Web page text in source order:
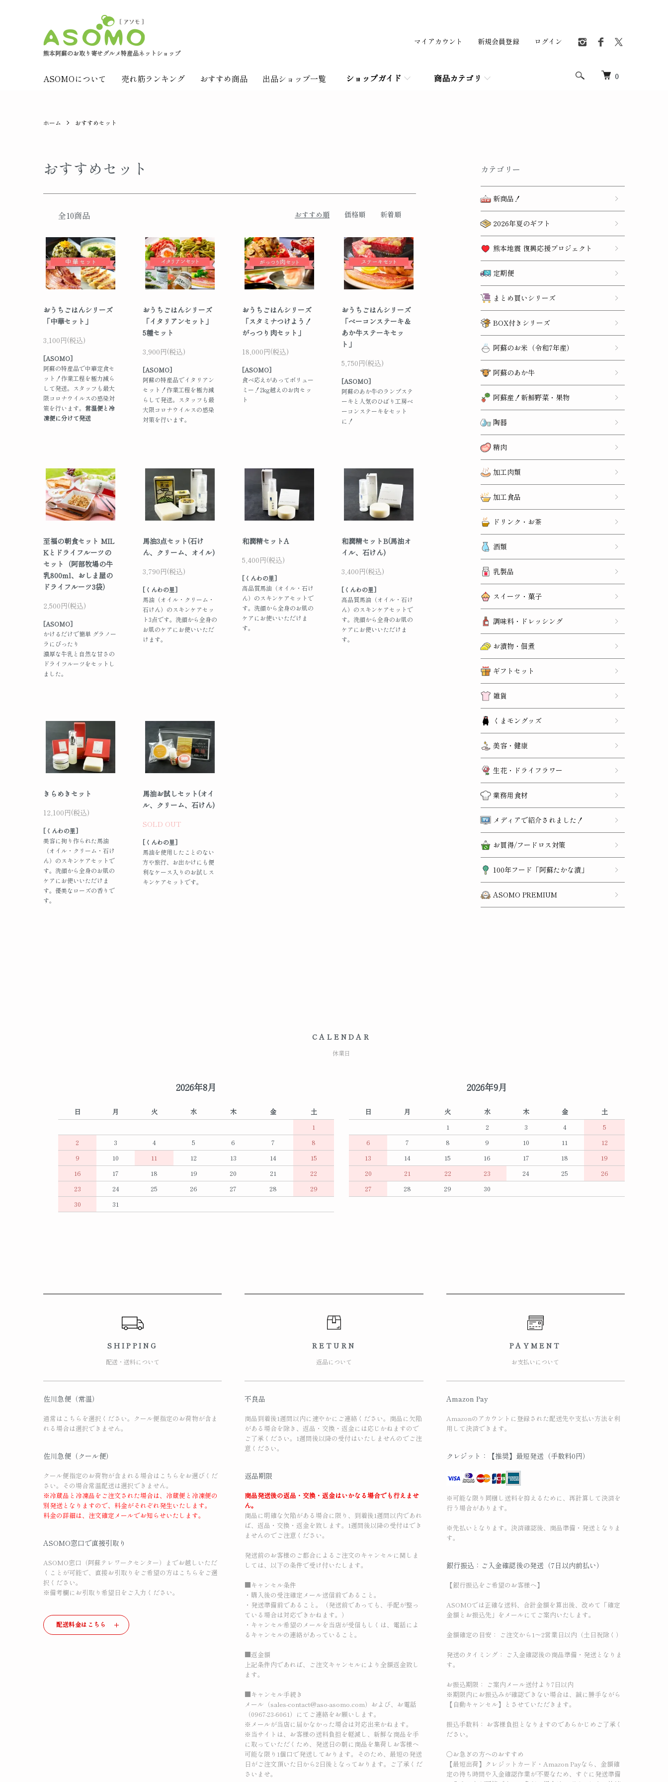
熊本阿蘇のお取り寄せグルメ特産品ネットショップ
0
ASOMOについて 売れ筋ランキング おすすめ商品 出品ショップ一覧 ショップガイド 商品カテゴリ
マイアカウント 新規会員登録 ログイン
ホーム おすすめセット
おすすめセット
全10商品 おすすめ順 価格順 新着順
おうちごはんシリーズ
「中華セット」
3,100円(税込)
[ASOMO]
阿蘇の特産品で中華定食セ
ット！作業工程を極力減ら
して発送。スタッフも最大
限コロナウイルスの感染対
策を行います。 常温便と冷
凍便に分けて発送
おうちごはんシリーズ
「イタリアンセット」
5種セット
3,900円(税込)
[ASOMO]
阿蘇の特産品でイタリアン
セット！作業工程を極力減
らして発送。スタッフも最
大限コロナウイルスの感染
対策を行います。
おうちごはんシリーズ
「スタミナつけよう！
がっつり肉セット」
18,000円(税込)
[ASOMO]
食べ応えがあってボリュー
ミー！2kg越えのお肉セッ
ト
おうちごはんシリーズ
「ベーコンステーキ＆
あか牛ステーキセッ
ト」
5,750円(税込)
[ASOMO]
阿蘇のあか牛のランプステ
ーキと人気のひばり工房ベ
ーコンステーキをセット
に！
至福の朝食セット MIL
Kとドライフルーツの
セット（阿部牧場の牛
乳800ml、おしま屋の
ドライフルーツ3袋）
2,500円(税込)
[ASOMO]
かけるだけで簡単 グラノー
ラにぴったり
濃厚な牛乳と自然な甘さの
ドライフルーツをセットし
ました。
馬油3点セット(石け
ん、クリーム、オイル)
3,790円(税込)
[くんわの里]
馬油（オイル・クリーム・
石けん）のスキンケアセッ
ト3点です。洗顔から全身の
お肌のケアにお使いいただ
けます。
和潤精セットA
5,400円(税込)
[くんわの里]
高品質馬油（オイル・石け
ん）のスキンケアセットで
す。洗顔から全身のお肌の
ケアにお使いいただけま
す。
和潤精セットB(馬油オ
イル、石けん)
3,400円(税込)
[くんわの里]
高品質馬油（オイル・石け
ん）のスキンケアセットで
す。洗顔から全身のお肌の
ケアにお使いいただけま
す。
きらめきセット
12,100円(税込)
[くんわの里]
美容に拘り作られた馬油
（オイル・クリーム・石け
ん）のスキンケアセットで
す。洗顔から全身のお肌の
ケアにお使いいただけま
す。優美なローズの香りで
す。
馬油お試しセット(オイ
ル、クリーム、石けん)
SOLD OUT
[くんわの里]
馬油を使用したことのない
方や旅行、お出かけにも便
利なケース入りのお試しス
キンケアセットです。
カテゴリー
新商品！
2026年夏のギフト
熊本地震 復興応援プロジェクト
定期便
まとめ買いシリーズ
BOX付きシリーズ
阿蘇のお米（令和7年産）
阿蘇のあか牛
阿蘇産！新鮮野菜・果物
陶器
精肉
加工肉類
加工食品
ドリンク・お茶
酒類
乳製品
スイーツ・菓子
調味料・ドレッシング
お漬物・佃煮
ギフトセット
雑貨
くまモングッズ
美容・健康
生花・ドライフラワー
業務用食材
メディアで紹介されました！
お買得/フードロス対策
100年フード「阿蘇たかな漬」
ASOMO PREMIUM
CALENDAR
休業日
2026年8月
日 月 火 水 木 金
土
1
2
3 4 5 6 7
8
9
10 11 12 13 14
15
16
17 18 19 20 21
22
23
24 25 26 27 28
29
30
31
2026年9月
日 月 火 水 木 金
土
1
2 3 4
5
6
7 8 9 10 11
12
13
14 15 16 17 18
19
20
21 22 23 24 25
26
27
28 29 30
SHIPPING
配送・送料について
佐川急便（常温）
通常はこちらを選択ください。クール便指定のお荷物が含ま
れる場合は選択できません。
佐川急便（クール便）
クール便指定のお荷物が含まれる場合はこちらをお選びくだ
さい。その場合常温配送は選択できません。
※冷蔵品と冷凍品をご注文された場合は、冷蔵便と冷凍便の
別発送となりますので、料金がそれぞれ発生いたします。
料金の詳細は、注文確定メールでお知らせいたします。
ASOMO窓口で直接引取り
ASOMO窓口（阿蘇テレワークセンター）までお越しいただ
くことが可能で、直接お引取りをご希望の方はこちらをご選
択ください。
※備考欄にお引取り希望日をご入力ください。
配送料金はこちら
RETURN
返品について
不良品
商品到着後1週間以内に速やかにご連絡ください。商品に欠陥
がある場合を除き、返品・交換・返金には応じかねますので
ご了承ください。1週間後以降の受付はいたしませんのでご注
意ください。
返品期限
商品発送後の返品・交換・返金はいかなる場合でも行えませ
ん。
商品に明確な欠陥がある場合に限り、到着後1週間以内であれ
ば、返品・交換・返金を致します。1週間後以降の受付はでき
ませんのでご注意ください。
発送前のお客様のご都合によるご注文のキャンセルに関しま
しては、以下の条件で受け付いたします。
■キャンセル条件
・購入後の受注確定メール送信前であること。
・発送準備前であること。（発送前であっても、手配が整っ
ている場合は対応できかねます。）
・キャンセル希望のメールを当店が受信もしくは、電話によ
るキャンセルの連絡があっていること。
■返金額
上記条件内であれば、ご注文キャンセルにより全額返金致し
ます。
■キャンセル手続き
メール（sales-contact@aso-asomo.com）および、お電話
（0967-23-6061）にてご連絡をお願いします。
※メールが当店に届かなかった場合は対応出来かねます。
※当サイトは、お客様の送料負担を軽減し、新鮮な商品を手
に取っていただくため、発送日の朝に商品を集荷しお客様へ
可能な限り1個口で発送しております。そのため、最短の発送
日がご注文頂いた日から2日後となっております。ご了承くだ
さいませ。
PAYMENT
お支払いについて
Amazon Pay
Amazonのアカウントに登録された配送先や支払い方法を利
用して決済できます。
クレジット：【推奨】最短発送（手数料0円）
※可能な限り同梱し送料を抑えるために、再計算して決済を
行う場合があります。
※先払いとなります。決済確認後、商品準備・発送となりま
す。
銀行振込：ご入金確認後の発送（7日以内前払い）
【銀行振込をご希望のお客様へ】
ASOMOでは正確な送料、合計金額を算出後、改めて「確定
金額とお振込先」をメールにてご案内いたします。
金額確定の目安： ご注文から1〜2営業日以内（土日祝除く）
発送のタイミング： ご入金確認後の商品準備・発送となりま
す。
お振込期限： ご案内メール送付より7日以内
※期限内にお振込みが確認できない場合は、誠に勝手ながら
【自動キャンセル】とさせていただきます。
振込手数料： お客様負担となりますのであらかじめご了承く
ださい。
〇お急ぎの方へのおすすめ
【最短出荷】クレジットカード・Amazon Payなら、金額確
定の待ち時間や入金確認作業が不要なため、すぐに発送準備